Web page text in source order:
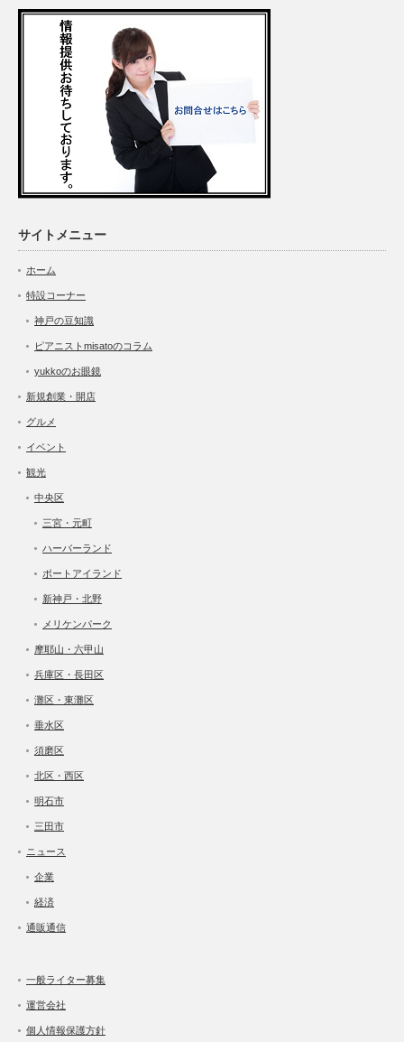
サイトメニュー
ホーム
特設コーナー
神戸の豆知識
ピアニストmisatoのコラム
yukkoのお眼鏡
新規創業・開店
グルメ
イベント
観光
中央区
三宮・元町
ハーバーランド
ポートアイランド
新神戸・北野
メリケンパーク
摩耶山・六甲山
兵庫区・長田区
灘区・東灘区
垂水区
須磨区
北区・西区
明石市
三田市
ニュース
企業
経済
通販通信
一般ライター募集
運営会社
個人情報保護方針